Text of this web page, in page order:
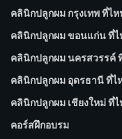
คลินิกปลูกผม กรุงเทพ ที่ไ
คลินิกปลูกผม ขอนแก่น ที่
คลินิกปลูกผม นครสวรรค์
คลินิกปลูกผม อุดรธานี ที่ไ
คลินิกปลูกผม เชียงใหม่ ที่
คอร์สฝึกอบรม